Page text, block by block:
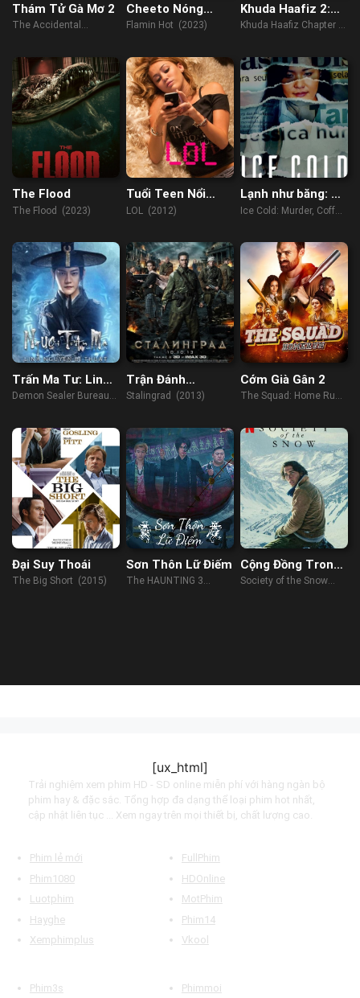
Thám Tử Gà Mơ 2
The Accidental
(2018)
Cheeto Nóng
Bỏng Của Flamin
Flamin Hot (2023)
Khuda Haafiz 2:
Thử Lửa
Khuda Haafiz Chapter 2:
The Flood
The Flood (2023)
Tuổi Teen Nổi
Loạn
LOL (2012)
Lạnh như băng: Án
mạng, cà phê và
Ice Cold: Murder, Coffee
(2023)
Trấn Ma Tư: Linh
Nguyên Bí Thuật
Demon Sealer Bureau
Trận Đánh
Stalingrad
Stalingrad (2013)
Cớm Già Gân 2
The Squad: Home Run
Đại Suy Thoái
The Big Short (2015)
Sơn Thôn Lữ Điếm
The HAUNTING 3
Cộng Đồng Trong
Tuyết
Society of the Snow